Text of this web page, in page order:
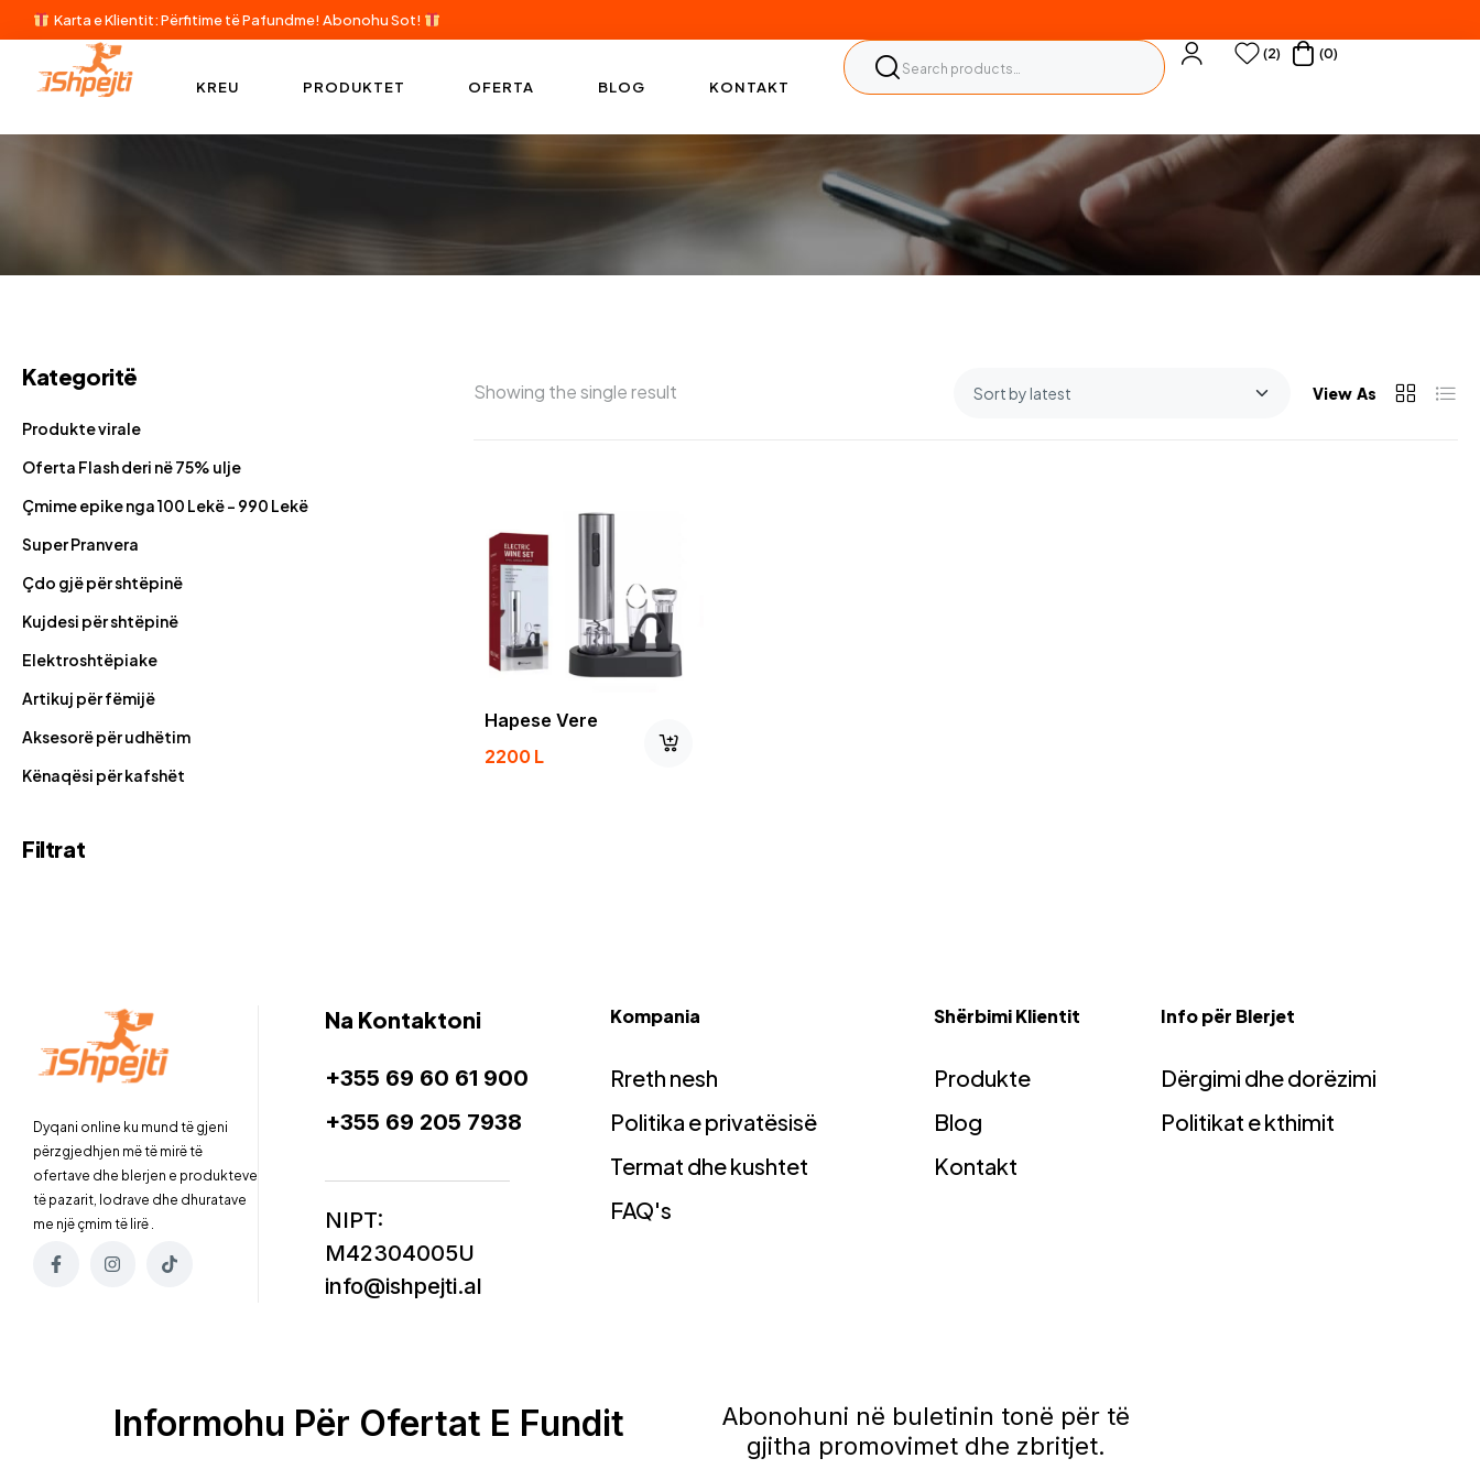
Karta e Klientit: Përfitime të Pafundme! Abonohu Sot!
KREU PRODUKTET OFERTA BLOG KONTAKT
(2) (0)
Showing the single result View As
Hapese Vere
2200L
Kategoritë
Produkte virale
Oferta Flash deri në 75% ulje
Çmime epike nga 100 Lekë - 990 Lekë
Super Pranvera
Çdo gjë për shtëpinë
Kujdesi për shtëpinë
Elektroshtëpiake
Artikuj për fëmijë
Aksesorë për udhëtim
Kënaqësi për kafshët
Filtrat
Dyqani online ku mund të gjeni
përzgjedhjen më të mirë të
ofertave dhe blerjen e produkteve
të pazarit, lodrave dhe dhuratave
me një çmim të lirë .
Na Kontaktoni
+355 69 60 61 900
+355 69 205 7938
NIPT:
M42304005U
info@ishpejti.al
Kompania
Rreth nesh
Politika e privatësisë
Termat dhe kushtet
FAQ's
Shërbimi Klientit
Produkte
Blog
Kontakt
Info për Blerjet
Dërgimi dhe dorëzimi
Politikat e kthimit
Informohu Për Ofertat E Fundit
Abonohuni në buletinin tonë për të
gjitha promovimet dhe zbritjet.